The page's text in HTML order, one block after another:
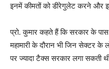
इनमें कीमतों को डीरेगुलेट करने और
प्रो. कुमार कहते हैं कि सरकार के
महामारी के दौरान भी जिन सेक्टर के
पर ज्यादा टैक्स सरकार लगा सकती